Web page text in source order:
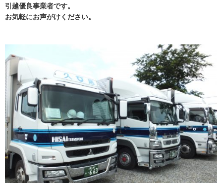
引越優良事業者です。
お気軽にお声がけください。